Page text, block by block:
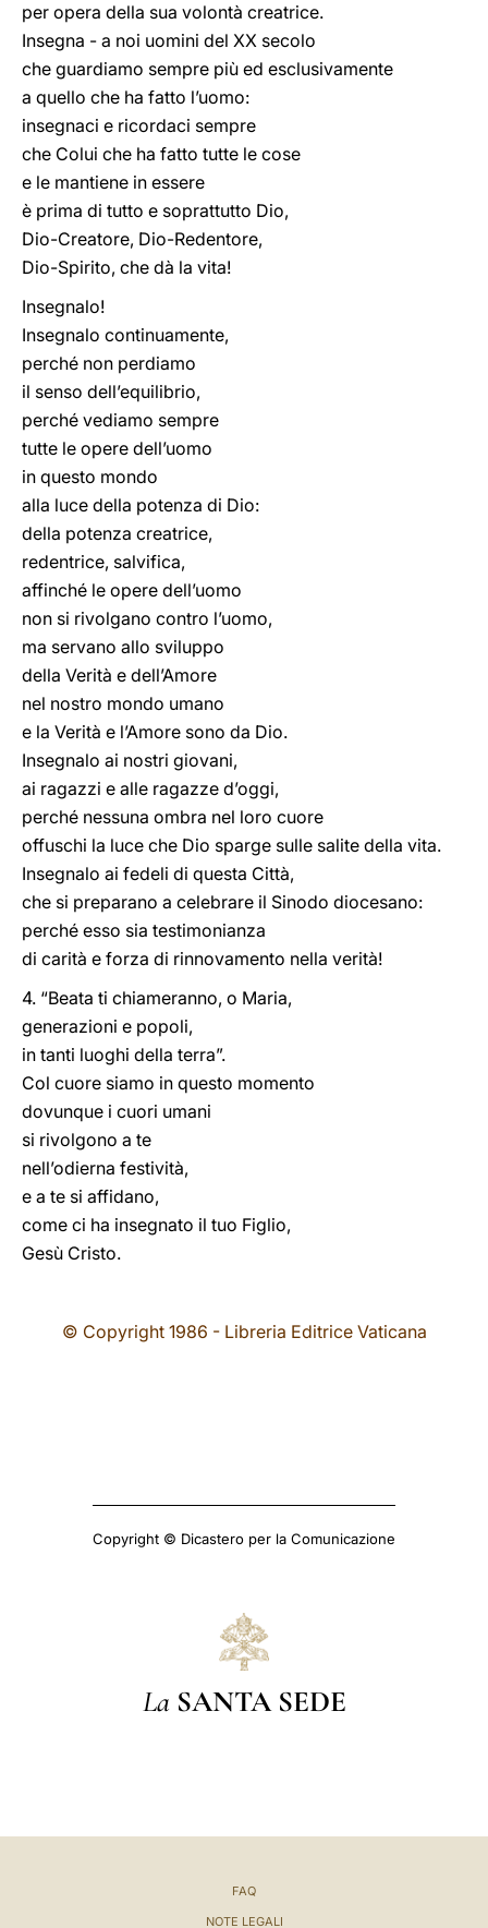
per opera della sua volontà creatrice.
Insegna - a noi uomini del XX secolo
che guardiamo sempre più ed esclusivamente
a quello che ha fatto l’uomo:
insegnaci e ricordaci sempre
che Colui che ha fatto tutte le cose
e le mantiene in essere
è prima di tutto e soprattutto Dio,
Dio-Creatore, Dio-Redentore,
Dio-Spirito, che dà la vita!
Insegnalo!
Insegnalo continuamente,
perché non perdiamo
il senso dell’equilibrio,
perché vediamo sempre
tutte le opere dell’uomo
in questo mondo
alla luce della potenza di Dio:
della potenza creatrice,
redentrice, salvifica,
affinché le opere dell’uomo
non si rivolgano contro l’uomo,
ma servano allo sviluppo
della Verità e dell’Amore
nel nostro mondo umano
e la Verità e l’Amore sono da Dio.
Insegnalo ai nostri giovani,
ai ragazzi e alle ragazze d’oggi,
perché nessuna ombra nel loro cuore
offuschi la luce che Dio sparge sulle salite della vita.
Insegnalo ai fedeli di questa Città,
che si preparano a celebrare il Sinodo diocesano:
perché esso sia testimonianza
di carità e forza di rinnovamento nella verità!
4. “Beata ti chiameranno, o Maria,
generazioni e popoli,
in tanti luoghi della terra”.
Col cuore siamo in questo momento
dovunque i cuori umani
si rivolgono a te
nell’odierna festività,
e a te si affidano,
come ci ha insegnato il tuo Figlio,
Gesù Cristo.
© Copyright 1986 - Libreria Editrice Vaticana
Copyright © Dicastero per la Comunicazione
La SANTA SEDE
FAQ
NOTE LEGALI